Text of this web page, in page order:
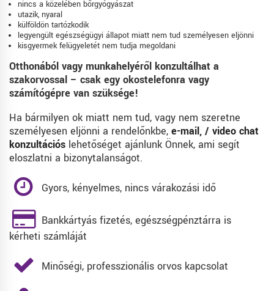
nincs a közelében bőrgyógyászat
utazik, nyaral
külföldön tartózkodik
legyengült egészségügyi állapot miatt nem tud személyesen eljönni
kisgyermek felügyeletét nem tudja megoldani
Otthonából vagy munkahelyéről konzultálhat a
szakorvossal – csak egy okostelefonra vagy
számítógépre van szüksége!
Ha bármilyen ok miatt nem tud, vagy nem szeretne
személyesen eljönni a rendelőnkbe, e-mail, / video chat
konzultációs lehetőséget ajánlunk Önnek, ami segít
eloszlatni a bizonytalanságot.
Gyors, kényelmes, nincs várakozási idő
Bankkártyás fizetés, egészségpénztárra is
kérheti számláját
Minőségi, professzionális orvos kapcsolat